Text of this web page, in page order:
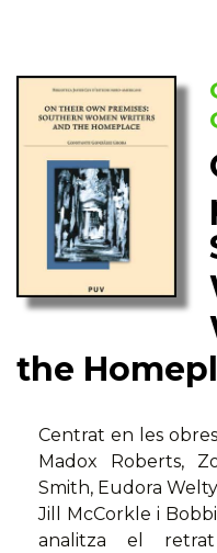
the
Centrat en les
Madox Roberts,
Smith, Eudora
Jill McCorkle i
analitza el